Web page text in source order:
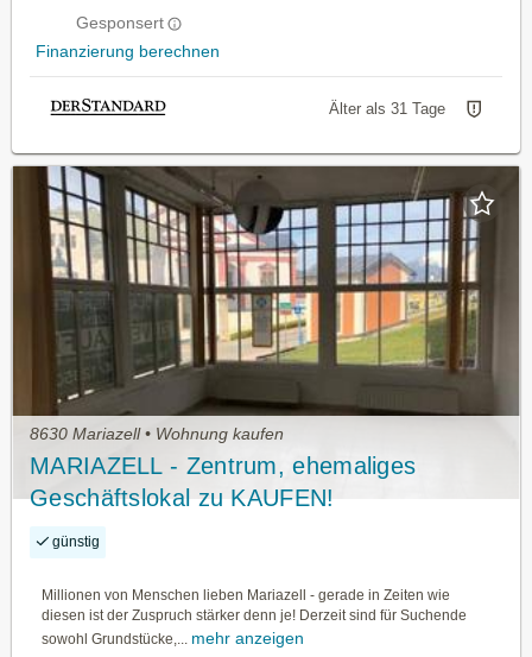
Gesponsert
Finanzierung berechnen
Älter als 31 Tage
8630 Mariazell • Wohnung kaufen
MARIAZELL - Zentrum, ehemaliges
Geschäftslokal zu KAUFEN!
günstig
Millionen von Menschen lieben Mariazell - gerade in Zeiten wie
diesen ist der Zuspruch stärker denn je! Derzeit sind für Suchende
sowohl Grundstücke,... mehr anzeigen